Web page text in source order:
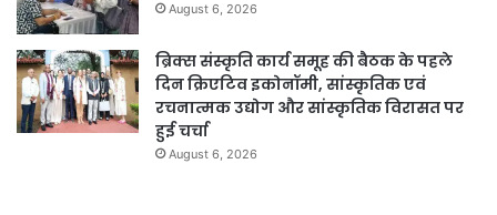
August 6, 2026
ब्रिक्स संस्कृति कार्य समूह की बैठक के पहले
दिन क्रिएटिव इकोनॉमी, सांस्कृतिक एवं
रचनात्मक उद्योग और सांस्कृतिक विरासत पर
हुई चर्चा
August 6, 2026